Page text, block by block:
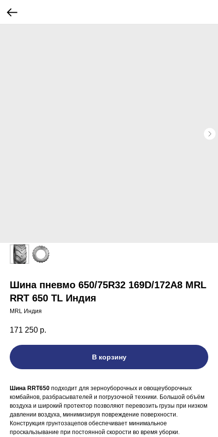
Шина пневмо 650/75R32 169D/172A8 MRL
RRT 650 TL Индия
MRL Индия
171 250 р.
В корзину
Шина RRT650 подходит для зерноуборочных и овощеуборочных
комбайнов, разбрасывателей и погрузочной техники. Большой объём
воздуха и широкий протектор позволяют перевозить грузы при низком
давлении воздуха, минимизируя повреждение поверхности.
Конструкция грунтозацепов обеспечивает минимальное
проскальзывание при постоянной скорости во время уборки.